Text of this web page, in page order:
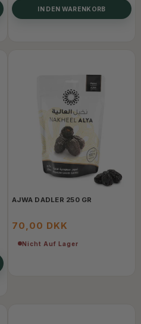
IN DEN WARENKORB
AJWA DADLER 250 GR
70,00 DKK
Nicht Auf Lager